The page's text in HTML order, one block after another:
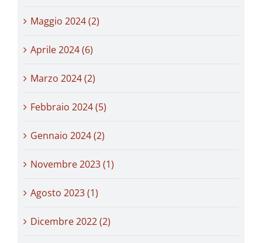
Maggio 2024 (2)
Aprile 2024 (6)
Marzo 2024 (2)
Febbraio 2024 (5)
Gennaio 2024 (2)
Novembre 2023 (1)
Agosto 2023 (1)
Dicembre 2022 (2)